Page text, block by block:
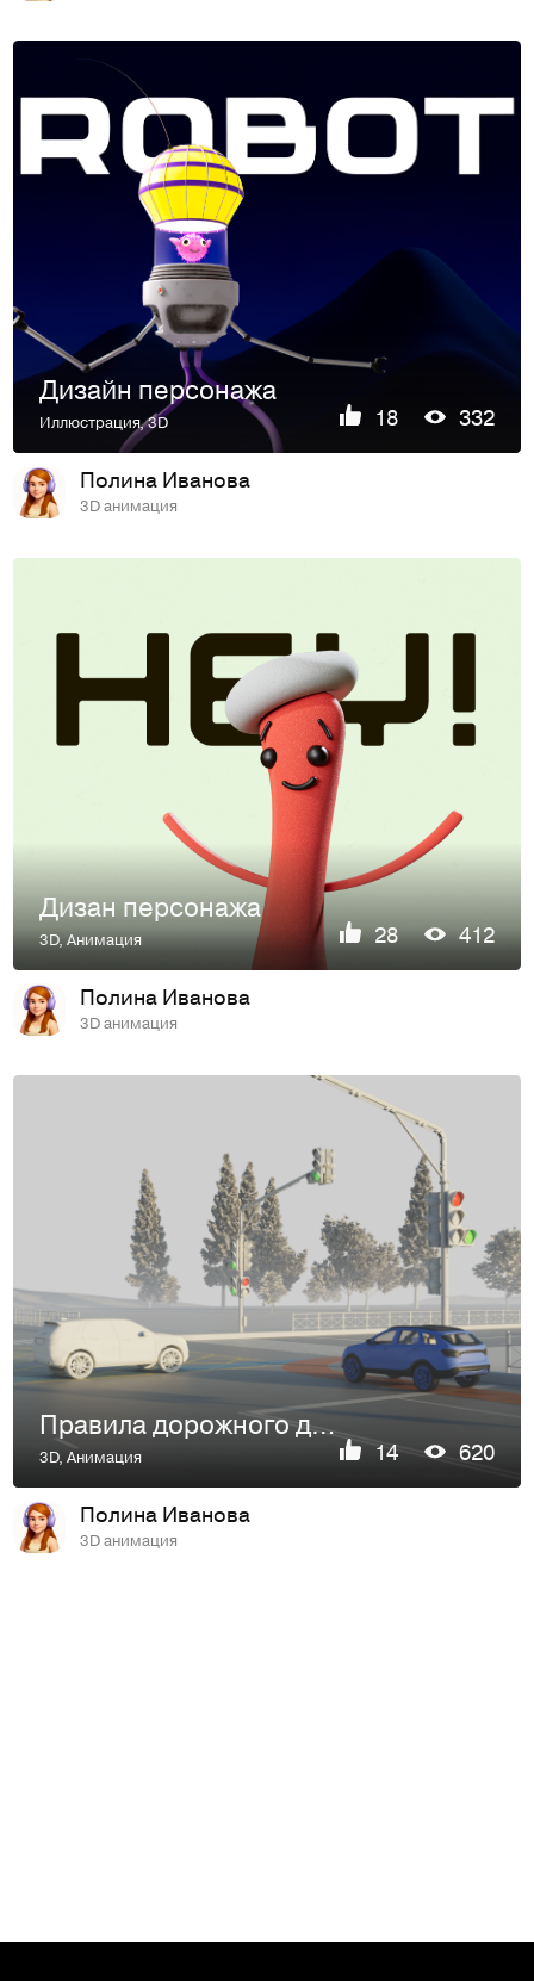
Дизайн персонажа
Иллюстрация,3D 18 332
Полина Иванова
3D анимация
Дизан персонажа
3D,Анимация 28 412
Полина Иванова
3D анимация
Правила дорожного движения
3D,Анимация 14 620
Полина Иванова
3D анимация